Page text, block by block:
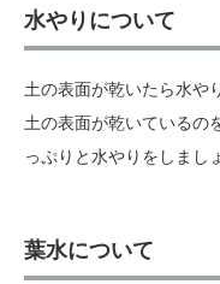
水やりについて
土の表面が乾いたら水や
土の表面が乾いているの
っぷりと水やりをしまし
葉水について